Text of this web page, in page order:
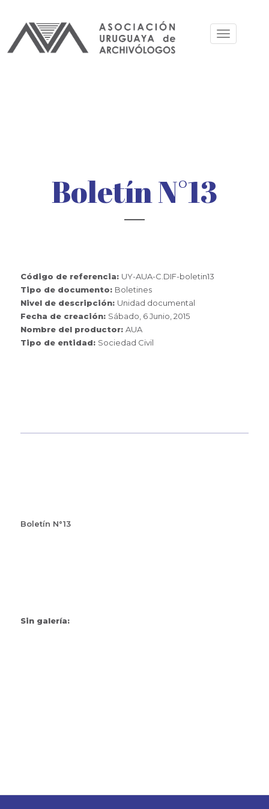
contenido
Toggle
Boletín N°13
Código de referencia: UY-AUA-C.DIF-boletin13
Tipo de documento: Boletines
Nivel de descripción: Unidad documental
Fecha de creación: Sábado, 6 Junio, 2015
Nombre del productor:AUA
Tipo de entidad: Sociedad Civil
Boletín N°13
Sin galería: